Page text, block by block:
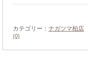
カテゴリー： ナガツマ柏店
(0)